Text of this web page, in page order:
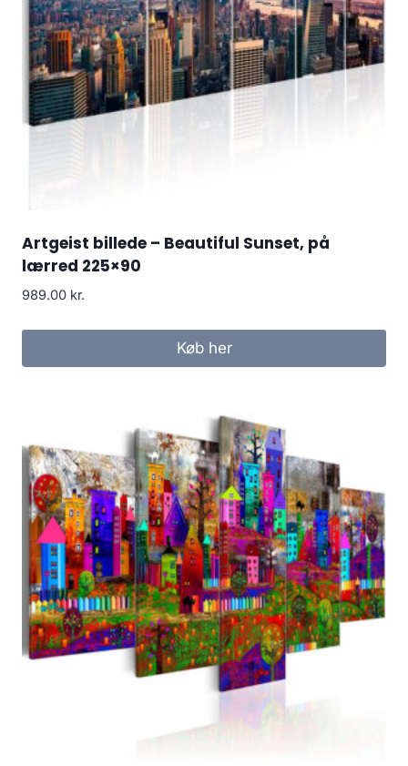
Artgeist billede – Beautiful Sunset, på
lærred 225×90
989.00 kr.
Køb her